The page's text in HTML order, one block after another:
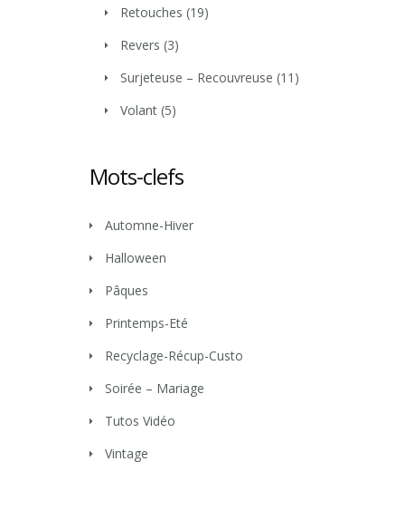
Retouches (19)
Revers (3)
Surjeteuse – Recouvreuse (11)
Volant (5)
Mots-clefs
Automne-Hiver
Halloween
Pâques
Printemps-Eté
Recyclage-Récup-Custo
Soirée – Mariage
Tutos Vidéo
Vintage